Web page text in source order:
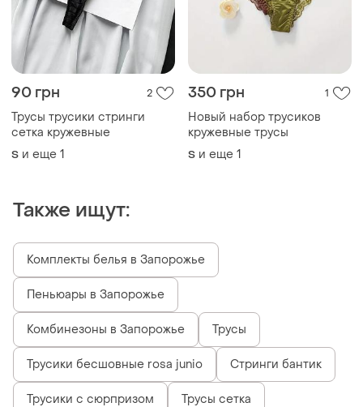
90 грн 2
Трусы трусики стринги
сетка кружевные
S и еще 1
350 грн 1
Новый набор трусиков
кружевные трусы
S и еще 1
Также ищут:
Комплекты белья в Запорожье
Пеньюары в Запорожье
Комбинезоны в Запорожье Трусы
Трусики бесшовные rosa junio Стринги бантик
Трусики с сюрпризом Трусы сетка